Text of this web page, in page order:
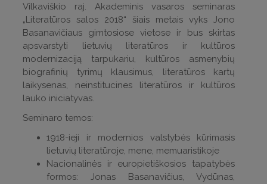
Vilkaviškio raj. Akademinis vasaros seminaras
„Literatūros salos 2018“ šiais metais vyks Jono
Basanavičiaus gimtosiose vietose ir bus skirtas
apsvarstyti lietuvių literatūros ir kultūros
modernizaciją tarpukariu, kultūros asmenybių
biografinių tyrimų klausimus, literatūros kartų
laikysenas, neinstitucines literatūros ir kultūros
lauko iniciatyvas.
Seminaro temos:
1918-ieji ir modernios valstybės kūrimasis
lietuvių literatūroje, mene, memuaristikoje
Nacionalinės ir europietiškosios tapatybės
formos: Jonas Basanavičius, Vydūnas,